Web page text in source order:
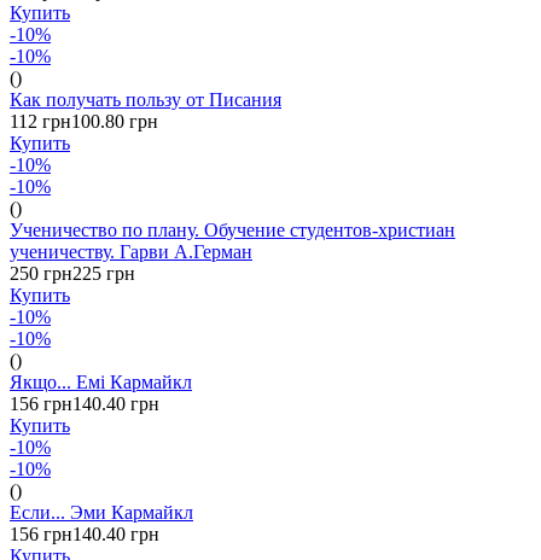
Купить
-10%
-10%
()
Как получать пользу от Писания
112 грн100.80 грн
Купить
-10%
-10%
()
Ученичество по плану. Обучение студентов-христиан
ученичеству. Гарви А.Герман
250 грн225 грн
Купить
-10%
-10%
()
Якщо... Емі Кармайкл
156 грн140.40 грн
Купить
-10%
-10%
()
Если... Эми Кармайкл
156 грн140.40 грн